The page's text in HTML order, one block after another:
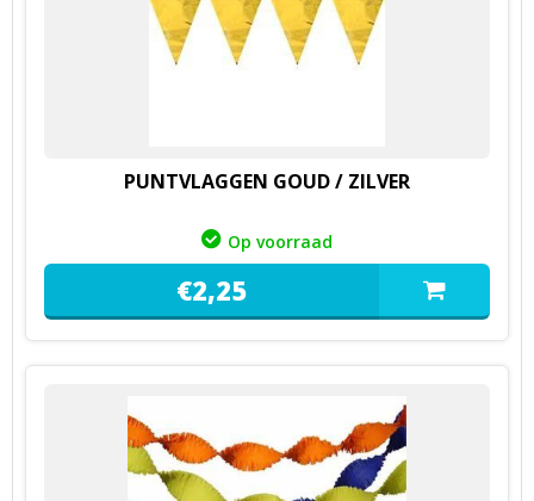
PUNTVLAGGEN GOUD / ZILVER
Op voorraad
€2,25